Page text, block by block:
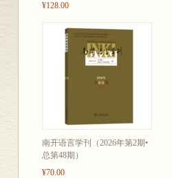
¥128.00
南开语言学刊（2026年第2期•
总第48期）
¥70.00